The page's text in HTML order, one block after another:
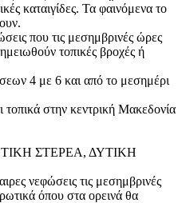
καταιγίδες. Τα φαινόμενα το
που τις μεσημβρινές ώρες
τοπικές βροχές ή
4 με 6 και από το μεσημέρι
στην κεντρική Μακεδονία
ΣΤΕΡΕΑ, ΔΥΤΙΚΗ
νεφώσεις τις μεσημβρινές
όπου στα ορεινά θα